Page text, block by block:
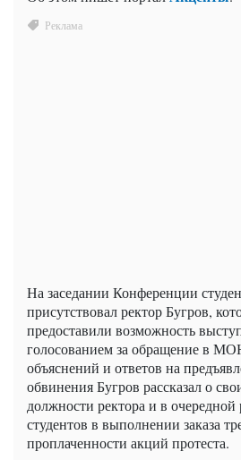
На заседании Конференции
присутствовал ректор Бугров,
предоставили возможность
голосованием за обращение в
объяснений и ответов на
обвинения Бугров рассказал о
должности ректора и в очередной
студентов в выполнении заказа
проплаченности акций протеста.